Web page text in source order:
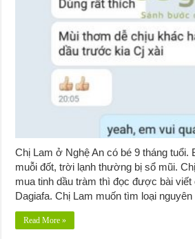
Chị Lam ở Nghệ An có bé 9 tháng tuổi.
muỗi đốt, trời lạnh thường bị sổ mũi.
mua tinh dầu tràm thì đọc được bài viết
Dagiafa. Chị Lam muốn tìm loại
Read More »